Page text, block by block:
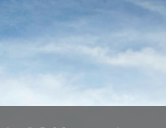
on our website.
using or switch them off in
settings.